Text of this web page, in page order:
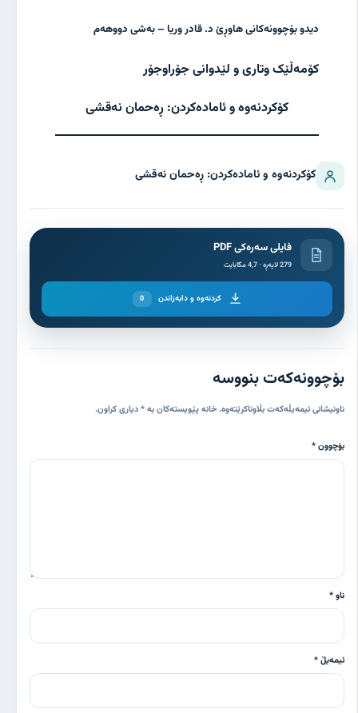
دیدو بۆچوونەکانی هاوڕێ د. قادر وریا – بەشی دووهەم
کۆمەڵێک وتاری و لێدوانی جۆراوجۆر
کۆکردنەوە و ئامادەکردن: ڕەحمان نەقشی
کۆکردنەوە و ئامادەکردن: ڕەحمان نەقشی
فایلی سەرەکی PDF
279 لاپەڕە · 4,7 مگابایت
کردنەوە و دابەزاندن 0
بۆچوونەکەت بنووسە
ناونیشانی ئیمەیڵەکەت بڵاوناکرێتەوە. خانە پێویستەکان بە * دیاری کراون.
بۆچوون *
ناو *
ئیمەیڵ *